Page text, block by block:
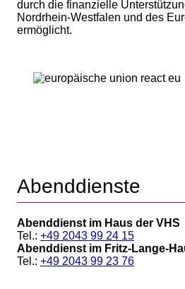
durch die finanzielle
Nordrhein-Westfalen und des
ermöglicht.
Abenddienste
Abenddienst im Haus der VHS
Tel.: +49 2043 99 24 15
Abenddienst im Fritz-Lange-
Tel.: +49 2043 99 23 76